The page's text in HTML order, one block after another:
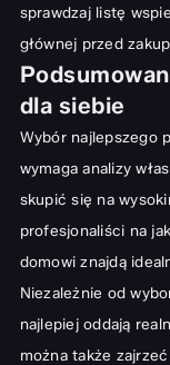
sprawdzaj listę
głównej przed
dla siebie
Wybór najlepszego
wymaga analizy
skupić się na
profesjonaliści na
domowi znajdą
Niezależnie od
najlepiej oddają
można także